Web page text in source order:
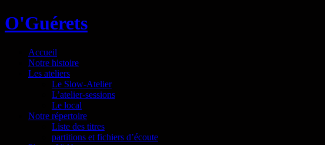
O'Guérets
Accueil
Notre histoire
Les ateliers
Le Slow-Atelier
L’atelier-sessions
Le local
Notre répertoire
Liste des titres
partitions et fichiers d’écoute